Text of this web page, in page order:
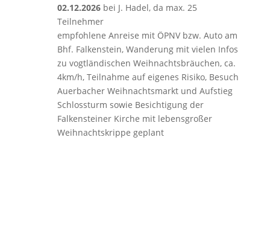
02.12.2026bei J. Hadel, da max. 25
Teilnehmer
empfohlene Anreise mit ÖPNV bzw. Auto am
Bhf. Falkenstein, Wanderung mit vielen Infos
zu vogtländischen Weihnachtsbräuchen, ca.
4km/h, Teilnahme auf eigenes Risiko, Besuch
Auerbacher Weihnachtsmarkt und Aufstieg
Schlossturm sowie Besichtigung der
Falkensteiner Kirche mit lebensgroßer
Weihnachtskrippe geplant